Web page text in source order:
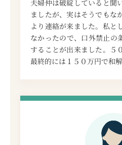
夫婦仲は破綻していると聞
ましたが、実はそうでもな
より連絡が来ました。私と
なかったので、口外禁止の
することが出来ました。５
最終的には１５０万円で和解